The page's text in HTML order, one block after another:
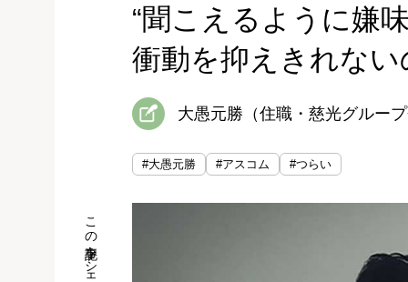
“聞こえるように嫌
衝動を抑えきれない
大愚元勝（住職・慈光グルー
#大愚元勝 #アスコム #つらい
この記事をシェア